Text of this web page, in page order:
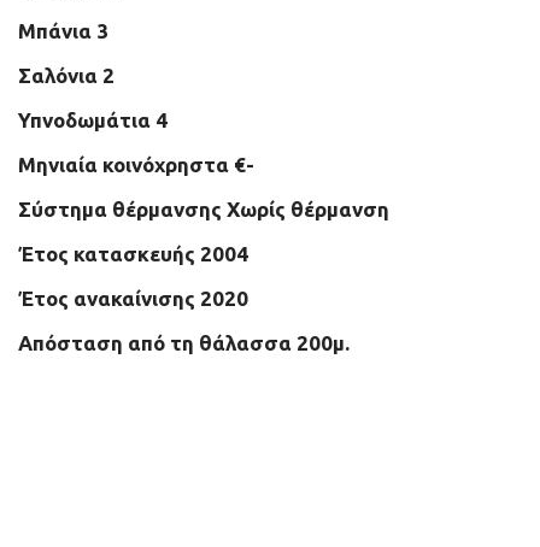
Μπάνια 3
Σαλόνια 2
Υπνοδωμάτια 4
Μηνιαία κοινόχρηστα €-
Σύστημα θέρμανσης Χωρίς θέρμανση
Έτος κατασκευής 2004
Έτος ανακαίνισης 2020
Απόσταση από τη θάλασσα 200μ.